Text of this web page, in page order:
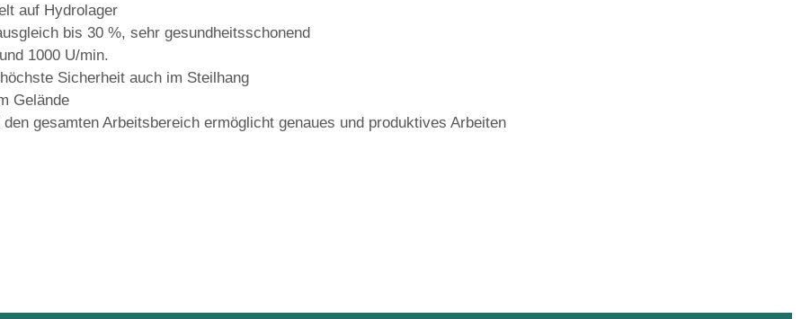
auf Hydrolager
bis 30 %, sehr gesundheitsschonend
1000 U/min.
Sicherheit auch im Steilhang
Gelände
gesamten Arbeitsbereich ermöglicht genaues und produktives Arbeiten